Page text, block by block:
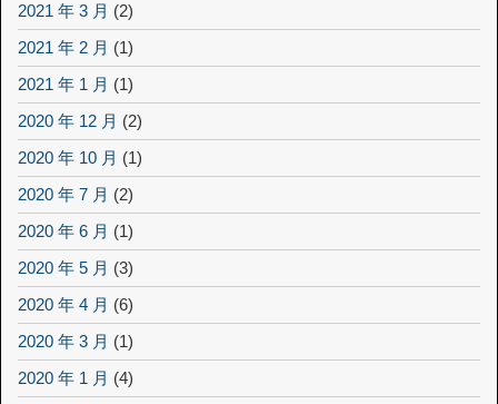
2021 年 3 月 (2)
2021 年 2 月 (1)
2021 年 1 月 (1)
2020 年 12 月 (2)
2020 年 10 月 (1)
2020 年 7 月 (2)
2020 年 6 月 (1)
2020 年 5 月 (3)
2020 年 4 月 (6)
2020 年 3 月 (1)
2020 年 1 月 (4)